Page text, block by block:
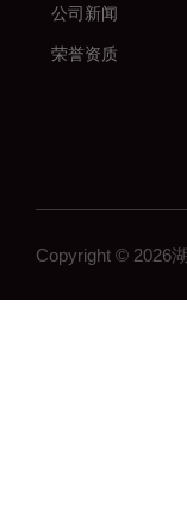
公司新闻
荣誉资质
Copyright © 2026